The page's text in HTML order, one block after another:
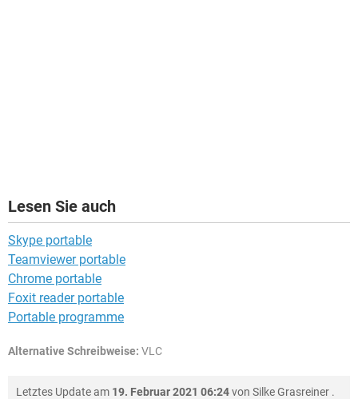
Lesen Sie auch
Skype portable
Teamviewer portable
Chrome portable
Foxit reader portable
Portable programme
Alternative Schreibweise: VLC
Letztes Update am 19. Februar 2021 06:24von Silke Grasreiner .